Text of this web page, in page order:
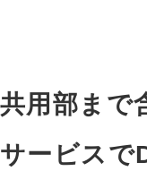
共用部まで
サービスで